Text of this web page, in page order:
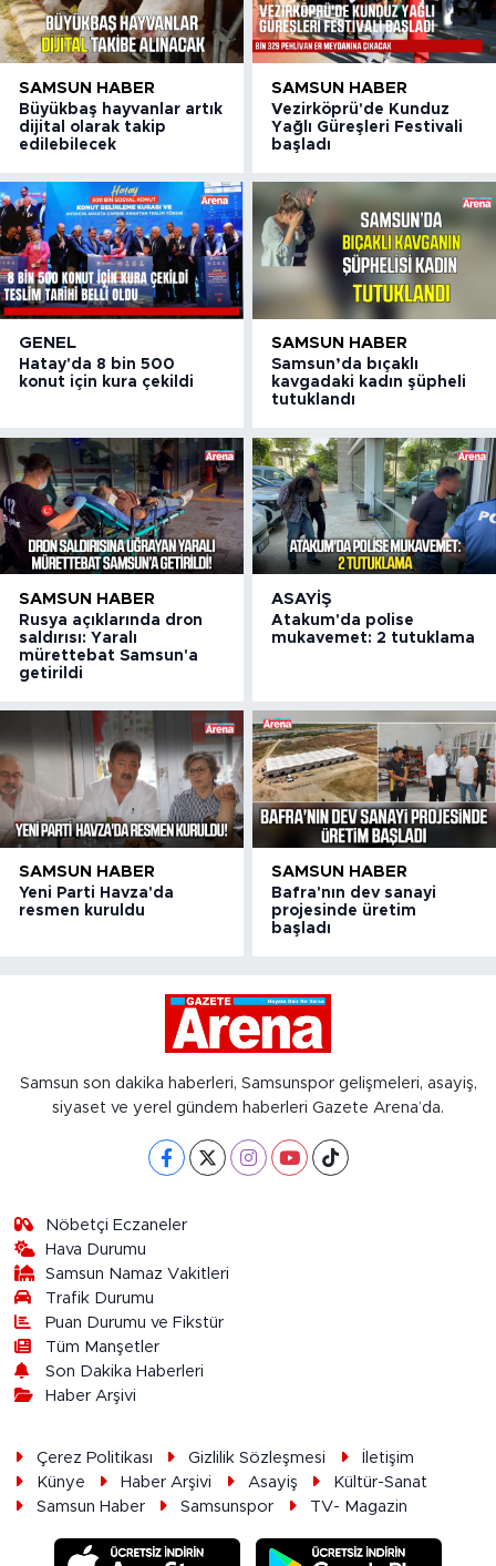
SAMSUN HABER
Büyükbaş hayvanlar artık
dijital olarak takip
edilebilecek
SAMSUN HABER
Vezirköprü'de Kunduz
Yağlı Güreşleri Festivali
başladı
GENEL
Hatay'da 8 bin 500
konut için kura çekildi
SAMSUN HABER
Samsun’da bıçaklı
kavgadaki kadın şüpheli
tutuklandı
SAMSUN HABER
Rusya açıklarında dron
saldırısı: Yaralı
mürettebat Samsun'a
getirildi
ASAYIŞ
Atakum'da polise
mukavemet: 2 tutuklama
SAMSUN HABER
Yeni Parti Havza'da
resmen kuruldu
SAMSUN HABER
Bafra'nın dev sanayi
projesinde üretim
başladı
Samsun son dakika haberleri, Samsunspor gelişmeleri, asayiş,
siyaset ve yerel gündem haberleri Gazete Arena’da.
Nöbetçi Eczaneler
Hava Durumu
Samsun Namaz Vakitleri
Trafik Durumu
Puan Durumu ve Fikstür
Tüm Manşetler
Son Dakika Haberleri
Haber Arşivi
Çerez Politikası Gizlilik Sözleşmesi
İletişim
Künye
Haber Arşivi Asayiş
Kültür-Sanat
Samsun Haber
Samsunspor TV- Magazin